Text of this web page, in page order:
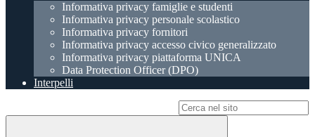
Informativa privacy famiglie e studenti
Informativa privacy personale scolastico
Informativa privacy fornitori
Informativa privacy accesso civico generalizzato
Informativa privacy piattaforma UNICA
Data Protection Officer (DPO)
Interpelli